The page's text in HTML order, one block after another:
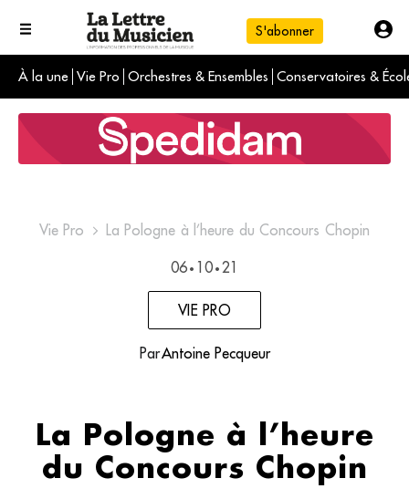
S'abonner
À la une Vie Pro Orchestres & Ensembles Conservatoires &
L'info du jour
Le numéro du mois
International
Vie Pro La Pologne à l’heure du Concours Chopin
06 • 10 • 21
VIE PRO
ParAntoine Pecqueur
La Pologne à l’heure
du Concours Chopin